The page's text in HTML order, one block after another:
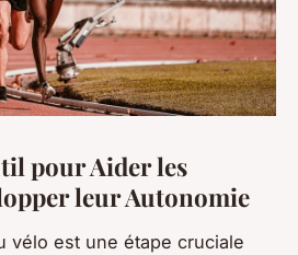
pour Aider les
leur Autonomie
vélo est une étape cruciale